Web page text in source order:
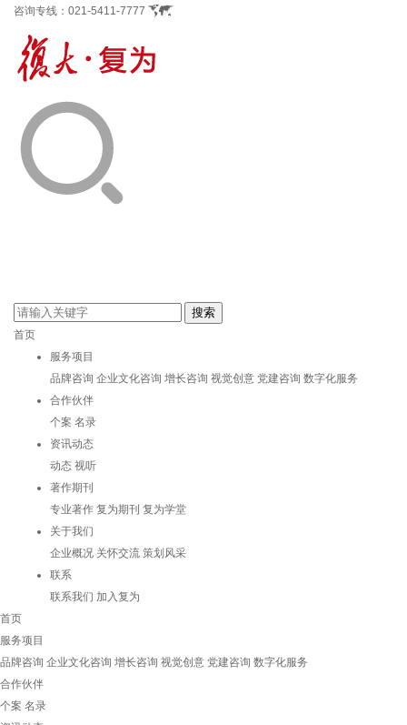
咨询专线： 021-5411-7777
首页
服务项目
品牌咨询 企业文化咨询 增长咨询 视觉创意 党建咨询 数字化服务
合作伙伴
个案 名录
资讯动态
动态 视听
著作期刊
专业著作 复为期刊 复为学堂
关于我们
企业概况 关怀交流 策划风采
联系
联系我们 加入复为
首页
服务项目
品牌咨询 企业文化咨询 增长咨询 视觉创意 党建咨询 数字化服务
合作伙伴
个案 名录